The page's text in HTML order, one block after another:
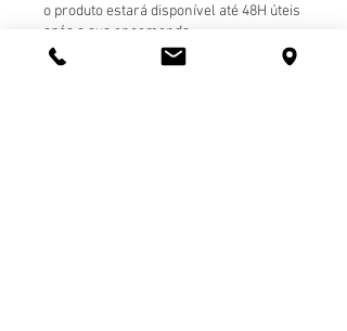
o produto estará disponível até 48H úteis
após a sua encomenda